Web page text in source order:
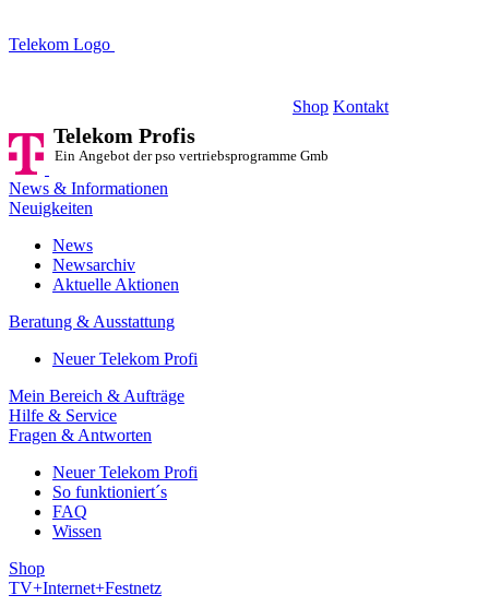
Telekom Logo
Shop Kontakt
Telekom Profis
Ein Angebot der pso vertriebsprogramme GmbH
News & Informationen
Neuigkeiten
News
Newsarchiv
Aktuelle Aktionen
Beratung & Ausstattung
Neuer Telekom Profi
Mein Bereich & Aufträge
Hilfe & Service
Fragen & Antworten
Neuer Telekom Profi
So funktioniert´s
FAQ
Wissen
Shop
TV+Internet+Festnetz